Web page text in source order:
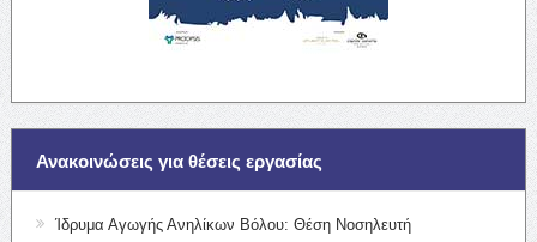
Ανακοινώσεις για θέσεις εργασίας
Ίδρυμα Αγωγής Ανηλίκων Βόλου: Θέση Νοσηλευτή